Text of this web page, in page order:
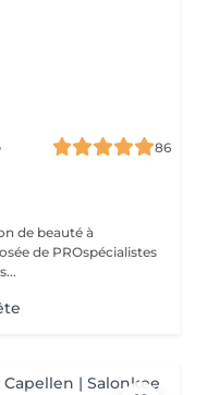
86
de beauté à